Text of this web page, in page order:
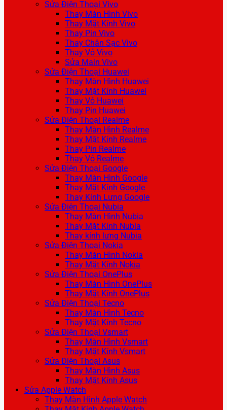
Sửa Điện Thoại Vivo
Thay Màn Hình Vivo
Thay Mặt Kính Vivo
Thay Pin Vivo
Thay Chân Sạc Vivo
Thay Vỏ Vivo
Sửa Main Vivo
Sửa Điện Thoại Huawei
Thay Màn Hình Huawei
Thay Mặt Kính Huawei
Thay Vỏ Huawei
Thay Pin Huawei
Sửa Điện Thoại Realme
Thay Màn Hình Realme
Thay Mặt Kính Realme
Thay Pin Realme
Thay Vỏ Realme
Sửa Điện Thoại Google
Thay Màn Hình Google
Thay Mặt Kính Google
Thay Kính Lưng Google
Sửa Điện Thoại Nubia
Thay Màn Hình Nubia
Thay Mặt Kính Nubia
Thay kính lưng Nubia
Sửa Điện Thoại Nokia
Thay Màn Hình Nokia
Thay Mặt Kính Nokia
Sửa Điện Thoại OnePlus
Thay Màn Hình OnePlus
Thay Mặt Kính OnePlus
Sửa Điện Thoại Tecno
Thay Màn Hình Tecno
Thay Mặt Kính Tecno
Sửa Điện Thoại Vsmart
Thay Màn Hình Vsmart
Thay Mặt Kính Vsmart
Sửa Điện Thoại Asus
Thay Màn Hình Asus
Thay Mặt Kính Asus
Sửa Apple Watch
Thay Màn Hình Apple Watch